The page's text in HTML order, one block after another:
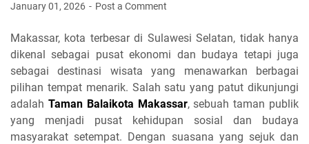
January 01, 2026 Post a Comment
Makassar, kota terbesar di Sulawesi Selatan, tidak hanya
dikenal sebagai pusat ekonomi dan budaya tetapi juga
sebagai destinasi wisata yang menawarkan berbagai
pilihan tempat menarik. Salah satu yang patut dikunjungi
adalah Taman Balaikota Makassar, sebuah taman publik
yang menjadi pusat kehidupan sosial dan budaya
masyarakat setempat. Dengan suasana yang sejuk dan